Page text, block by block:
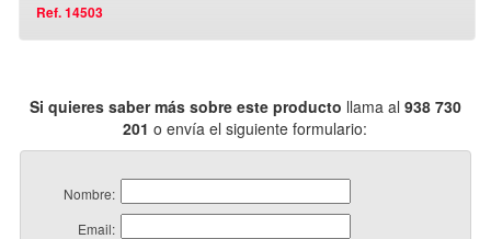
Ref. 14503
Si quieres saber más sobre este producto llama al 938 730
201o envía el siguiente formulario:
Nombre:
Email: